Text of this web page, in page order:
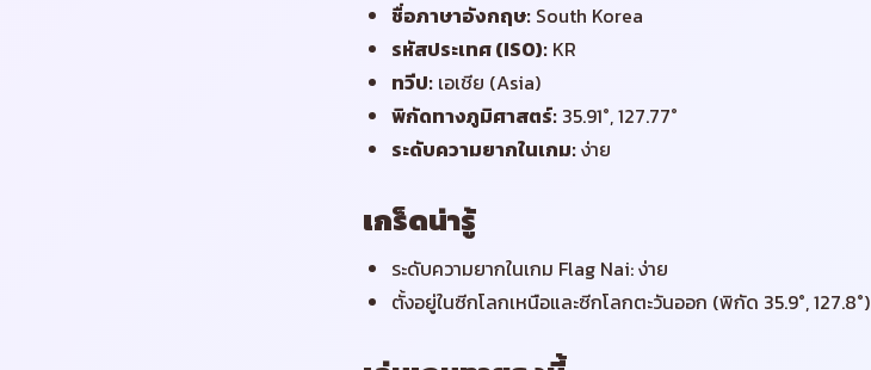
ชื่อภาษาอังกฤษ: South Korea
รหัสประเทศ (ISO): KR
ทวีป: เอเชีย (Asia)
พิกัดทางภูมิศาสตร์: 35.91°, 127.77°
ระดับความยากในเกม:ง่าย
เกร็ดน่ารู้
ระดับความยากในเกม Flag Nai: ง่าย
ตั้งอยู่ในซีกโลกเหนือและซีกโลกตะวันออก (พิกัด 35.9°, 127.8°)